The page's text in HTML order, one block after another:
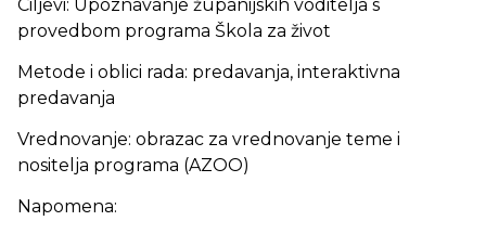
Ciljevi: Upoznavanje županijskih voditelja s
provedbom programa Škola za život
Metode i oblici rada: predavanja, interaktivna
predavanja
Vrednovanje: obrazac za vrednovanje teme i
nositelja programa (AZOO)
Napomena: